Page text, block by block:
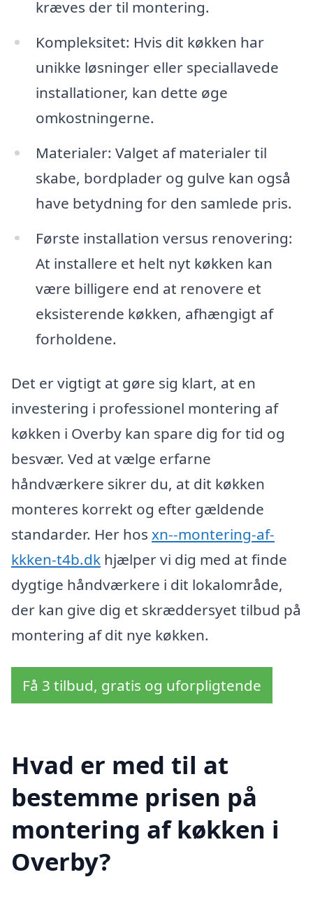
kræves der til montering.
Kompleksitet: Hvis dit køkken har
unikke løsninger eller speciallavede
installationer, kan dette øge
omkostningerne.
Materialer: Valget af materialer til
skabe, bordplader og gulve kan også
have betydning for den samlede pris.
Første installation versus renovering:
At installere et helt nyt køkken kan
være billigere end at renovere et
eksisterende køkken, afhængigt af
forholdene.
Det er vigtigt at gøre sig klart, at en
investering i professionel montering af
køkken i Overby kan spare dig for tid og
besvær. Ved at vælge erfarne
håndværkere sikrer du, at dit køkken
monteres korrekt og efter gældende
standarder. Her hos xn--montering-af-
kkken-t4b.dk hjælper vi dig med at finde
dygtige håndværkere i dit lokalområde,
der kan give dig et skræddersyet tilbud på
montering af dit nye køkken.
Få 3 tilbud, gratis og uforpligtende
Hvad er med til at
bestemme prisen på
montering af køkken i
Overby?